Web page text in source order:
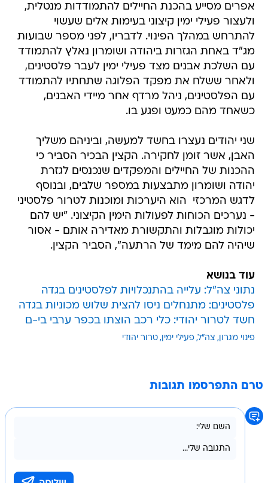
אפרים מסייע בהכנת החיילים להתמודדות מנטלית,
ולעצור פעילי ימין קיצוני בעימות אלים שעשוי
להתרחש במהלך הפינוי. לדבריו, לפני מספר שבועות
מג"ד באחת הגזרות ביהודה ושומרון נאלץ להתמודד
עם השלכת אבנים מצד פעילי ימין לעבר פלסטינים,
ולאחר ששלח את מפקד הפלוגה שתחתיו להתמודד
עם הפלסטינים, ניהל מרדף אחר מיידי האבנים,
כשאחד מהם כמעט ופגע בו.
שני יהודים נעצרו בחשד למעשה, וביניהם משליך
האבן, אשר זומן לחקירה. הקצין הבכיר הסביר כי
ההכנות של החיילים והמפקדים שנכנסים לגזרת
יהודה ושומרון מתבצעות במספר שלבים, ובנוסף
לדגש המרכזי  הוא היערכות ומוכנות לטרור פלסטיני
- נערכים הכוחות לפעולות הימין הקיצוני. "יש להם
יכולות מוגבלות והתקשורת מאדירה אותם - אסור
שיהיה להם מימד של הרתעה", הסביר הקצין.
עוד בנושא
נתוני צה"ל: עלייה בהתנכלויות לפלסטינים בגדה
פלסטינים: מתנחלים ניסו להצית שלוש מכוניות בגדה
חשד לטרור יהודי: כלי רכב הוצתו בכפר ערבי בי-ם
פינוי מגרון צה"ל פעילי ימין טרור יהודי
טרם התפרסמו תגובות